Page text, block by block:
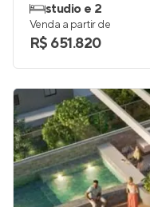
studio e 2
Venda a partir de
R$ 651.820